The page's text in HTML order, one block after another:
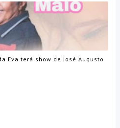
Eva terá show de José Augusto